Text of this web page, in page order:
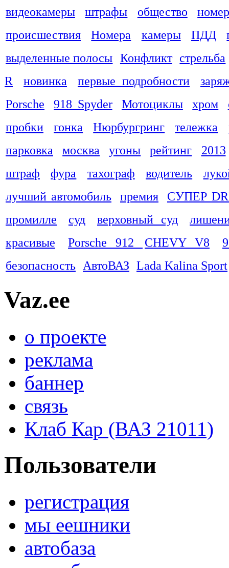
видеокамеры штрафы общество
происшествия
Номера камеры ПДД
выделенные полосы Конфликт стрельба
R
новинка первые подробности
Porsche
918 Spyder Мотоциклы хром
пробки
гонка Нюрбургринг тележка
парковка
москва угоны рейтинг
2013
штраф
фура тахограф водитель
лучший автомобиль
премия
СУПЕР
промилле
суд верховный суд
красивые
Porsche 912 CHEVY V8
безопасность АвтоВАЗ Lada Kalina Sport
Vaz.ee
о проекте
реклама
баннер
связь
Клаб Кар (ВАЗ 21011)
Пользователи
регистрация
мы еешники
автобаза